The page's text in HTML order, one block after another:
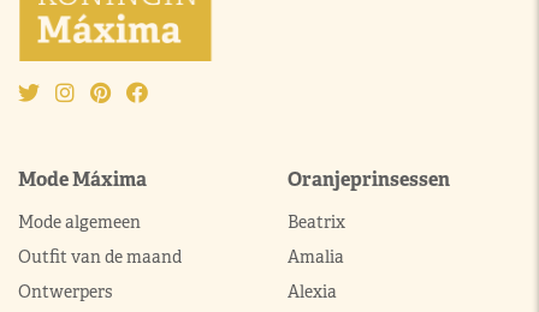
Mode Máxima
Mode algemeen
Outfit van de maand
Ontwerpers
Oranjeprinsessen
Beatrix
Amalia
Alexia